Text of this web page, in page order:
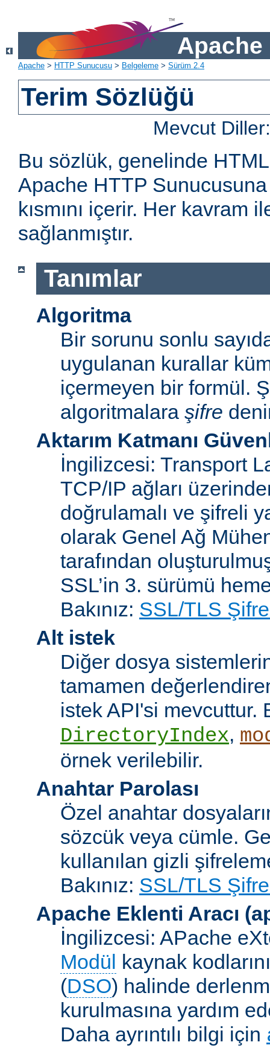
Apache
Apache > HTTP Sunucusu > Belgeleme > Sürüm 2.4
Terim Sözlüğü
Mevcut
Bu sözlük, genelinde
Apache HTTP
kısmını içerir. Her kavram
sağlanmıştır.
Tanımlar
Algoritma
Bir sorunu sonlu
uygulanan kurallar
içermeyen bir formül.
algoritmalara şifre
Aktarım Katmanı
İngilizcesi: Transport
TCP/IP ağları
doğrulamalı ve şifreli
olarak Genel Ağ
tarafından
SSL’in 3. sürümü
Bakınız: SSL/TLS
Alt istek
Diğer dosya
tamamen
istek API'si mevcuttur.
DirectoryIndex,
örnek verilebilir.
Anahtar Parolası
Özel anahtar
sözcük veya cümle.
kullanılan gizli
Bakınız: SSL/TLS
Apache Eklenti Aracı
İngilizcesi: APache
Modül kaynak
(DSO) halinde
kurulmasına yardım
Daha ayrıntılı bilgi için